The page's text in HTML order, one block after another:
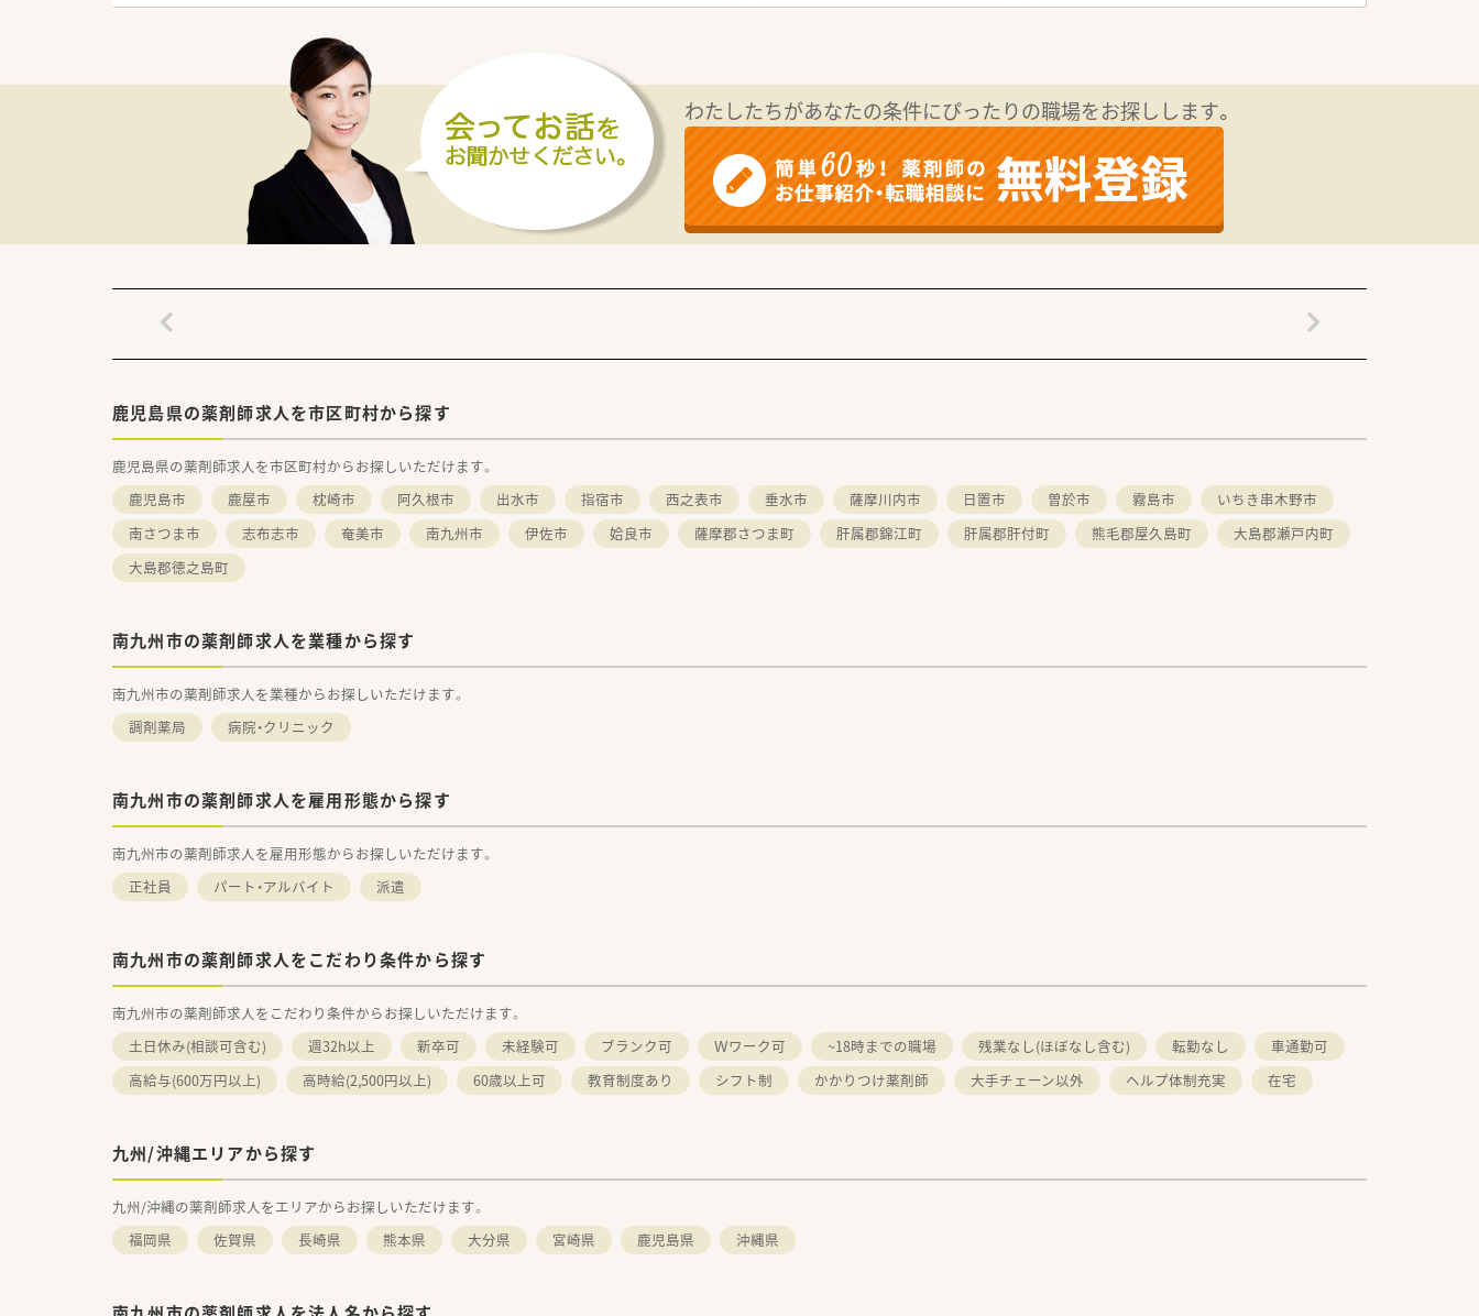
わたしたちがあなたの条件にぴったりの職場をお探しします。
鹿児島県の薬剤師求人を市区町村から探す
鹿児島県の薬剤師求人を市区町村からお探しいただけます。
鹿児島市
鹿屋市 枕崎市 阿久根市 出水市 指宿市 西之表市 垂水市 薩摩川内市 日置市 曽於市 霧島市
いちき串木野市
南さつま市
志布志市 奄美市 南九州市 伊佐市 姶良市 薩摩郡さつま町 肝属郡錦江町 肝属郡肝付町 熊毛郡屋久島町
大島郡瀬戸内町
大島郡徳之島町
南九州市の薬剤師求人を業種から探す
南九州市の薬剤師求人を業種からお探しいただけます。
調剤薬局
病院・クリニック
南九州市の薬剤師求人を雇用形態から探す
南九州市の薬剤師求人を雇用形態からお探しいただけます。
正社員
パート・アルバイト 派遣
南九州市の薬剤師求人をこだわり条件から探す
南九州市の薬剤師求人をこだわり条件からお探しいただけます。
土日休み(相談可含む)
週32h以上 新卒可 未経験可 ブランク可 Ｗワーク可 ~18時までの職場 残業なし(ほぼなし含む) 転勤なし
車通勤可
高給与(600万円以上)
高時給(2,500円以上) 60歳以上可 教育制度あり シフト制 かかりつけ薬剤師 大手チェーン以外 ヘルプ体制充実 在宅
九州/沖縄エリアから探す
九州/沖縄の薬剤師求人をエリアからお探しいただけます。
福岡県
佐賀県 長崎県 熊本県 大分県 宮崎県 鹿児島県 沖縄県